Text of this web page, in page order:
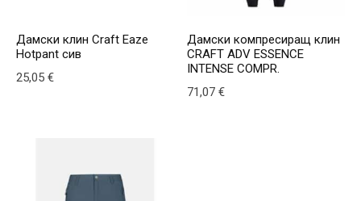
Дамски клин Craft Eaze
Hotpant сив
25,05 €
This product has multiple variants. The options may
Дамски компресиращ клин
CRAFT ADV ESSENCE
INTENSE COMPR.
71,07€